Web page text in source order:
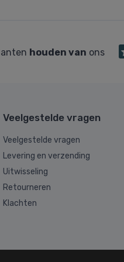
houden van ons
Veelgestelde vragen
Veelgestelde vragen
Levering en verzending
Uitwisseling
Retourneren
Klachten